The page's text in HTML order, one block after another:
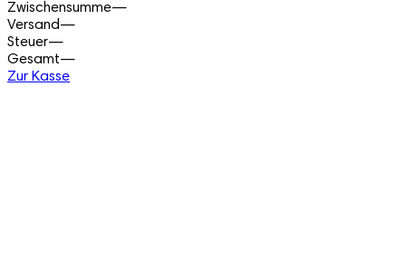
Zwischensumme—
Versand—
Steuer—
Gesamt—
Zur Kasse